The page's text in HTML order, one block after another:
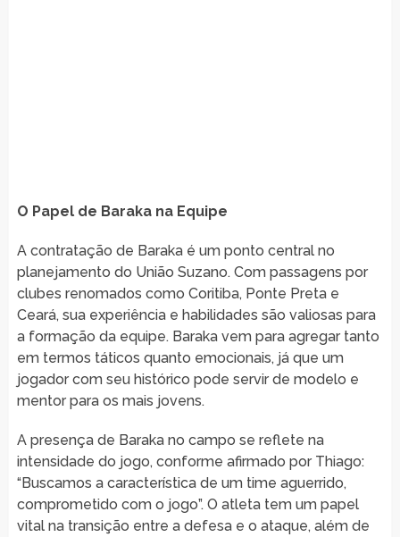
O Papel de Baraka na Equipe
A contratação de Baraka é um ponto central no
planejamento do União Suzano. Com passagens por
clubes renomados como Coritiba, Ponte Preta e
Ceará, sua experiência e habilidades são valiosas para
a formação da equipe. Baraka vem para agregar tanto
em termos táticos quanto emocionais, já que um
jogador com seu histórico pode servir de modelo e
mentor para os mais jovens.
A presença de Baraka no campo se reflete na
intensidade do jogo, conforme afirmado por Thiago:
“Buscamos a característica de um time aguerrido,
comprometido com o jogo”. O atleta tem um papel
vital na transição entre a defesa e o ataque, além de